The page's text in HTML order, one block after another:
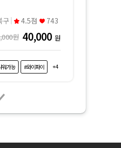
구 4.5점
743
원 40,000 원
워가능 #와이파이 +4